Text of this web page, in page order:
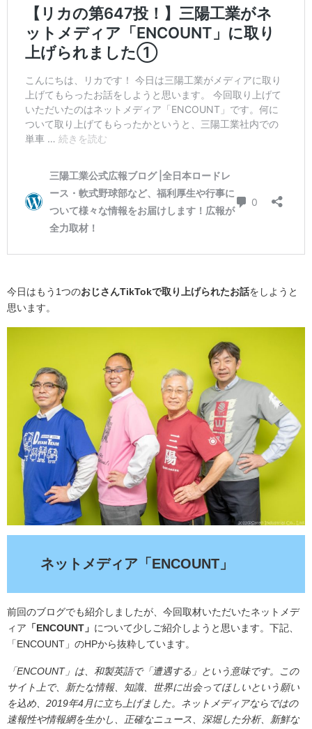
今日はもう1つのおじさんTikTokで取り上げられたお話をしようと
思います。
ネットメディア「ENCOUNT」
前回のブログでも紹介しましたが、今回取材いただいたネットメデ
ィア 「ENCOUNT」 について少しご紹介しようと思います。下記、
「ENCOUNT」のHPから抜粋しています。
「ENCOUNT」は、和製英語で「遭遇する」という意味です。この
サイト上で、新たな情報、知識、世界に出会ってほしいという願い
を込め、2019年4月に立ち上げました。ネットメディアならではの
速報性や情報網を生かし、正確なニュース、深堀した分析、新鮮な